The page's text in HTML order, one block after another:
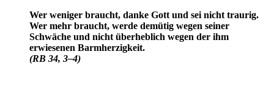
Wer weniger braucht, danke Gott und sei nicht traurig.
Wer mehr braucht, werde demütig wegen seiner
Schwäche und nicht über­heblich wegen der ihm
erwiesenen Barm­herzig­keit.
(RB 34, 3–4)